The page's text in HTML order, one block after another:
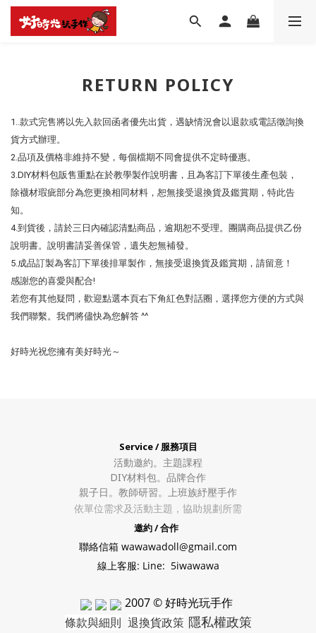
RETURN POLICY
1..款式完售將以先入款回函者優先出貨，遇缺情況會以退款或電話徵詢換
貨方式辦理。
2.品項及價格非維持不變，每個檔期不同會提供不定時優惠。
3.DIY材料包販售重點在於教學製作說明書，且為客訂下單後生產包裝，
除襪材瑕疵部分為您更換相同材料，恕無接受退換貨及鑑賞期，特此告
知。
4.到貨後，請於三日內確認清點商品，逾期恕不受理。團購商品提供乙份
說明書。說明書請妥善保管，遺失恕無補發。
5.成品訂製為客訂下單後排單製作，無接受退換貨及鑑賞期，請留意！
感謝您的喜愛與配合!
若您有其他疑問，歡迎點選本頁右下角紅色對話圈，選擇您方便的方式與
我們聯繫。我們將儘快為您解答 ^^
好時光祝您擁有美好時光～
Service / 服務項目
活動邀約。 主題課程
DIY材料包。 品牌合作
親子日。教師研習。上班族紓壓手作
依單位需求及活動主題，協助規劃所需
邀約 / 合作
聯絡信箱 wawawadoll@gmail.com
線上客服: Line: 5iwawawa
2007 © 好時光玩手作
條款與細則 退換貨政策 隱私權政策